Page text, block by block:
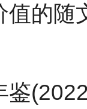
值的随
鉴